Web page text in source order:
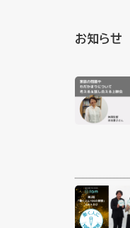
お知らせ